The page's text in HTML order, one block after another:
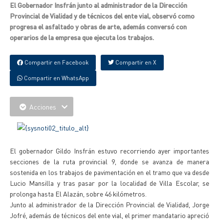
El Gobernador Insfrán junto al administrador de la Dirección
Provincial de Vialidad y de técnicos del ente vial, observó como
progresa el asfaltado y obras de arte, además conversó con
operarios de la empresa que ejecuta los trabajos.
Compartir en Facebook Compartir en X
Compartir en WhatsApp
Acciones
El gobernador Gildo Insfrán estuvo recorriendo ayer importantes
secciones de la ruta provincial 9, donde se avanza de manera
sostenida en los trabajos de pavimentación en el tramo que va desde
Lucio Mansilla y tras pasar por la localidad de Villa Escolar, se
prolonga hasta El Alazán, sobre 46 kilómetros.
Junto al administrador de la Dirección Provincial de Vialidad, Jorge
Jofré, además de técnicos del ente vial, el primer mandatario apreció